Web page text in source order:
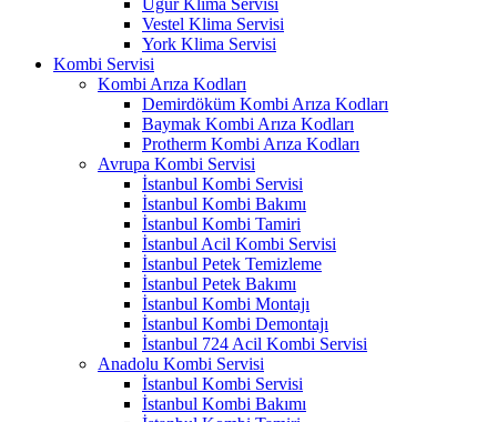
Vestel Klima Servisi
York Klima Servisi
Kombi Servisi
Kombi Arıza Kodları
Demirdöküm Kombi Arıza Kodları
Baymak Kombi Arıza Kodları
Protherm Kombi Arıza Kodları
Avrupa Kombi Servisi
İstanbul Kombi Servisi
İstanbul Kombi Bakımı
İstanbul Kombi Tamiri
İstanbul Acil Kombi Servisi
İstanbul Petek Temizleme
İstanbul Petek Bakımı
İstanbul Kombi Montajı
İstanbul Kombi Demontajı
İstanbul 724 Acil Kombi Servisi
Anadolu Kombi Servisi
İstanbul Kombi Servisi
İstanbul Kombi Bakımı